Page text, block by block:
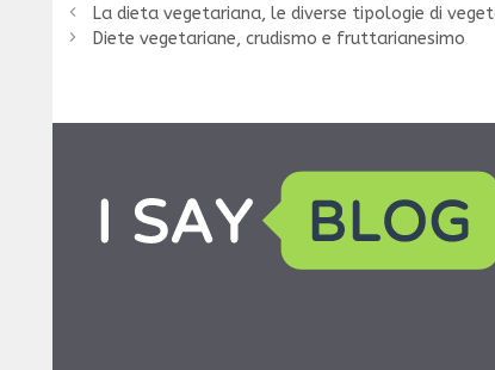
La dieta vegetariana, le diverse tipologie di
Diete vegetariane, crudismo e fruttarianesimo